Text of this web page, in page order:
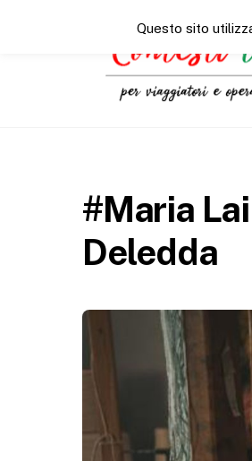
#Maria
Deledda
Questo sito